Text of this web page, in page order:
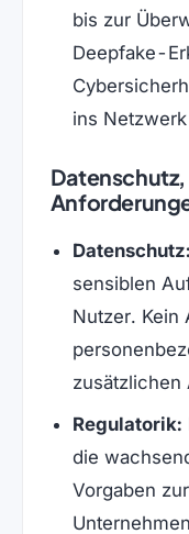
bis zur
Deepfake-
ins
Datenschutz:
sensiblen
Nutzer. Kein
zusätzlichen
Regulatorik:
die
Vorgaben